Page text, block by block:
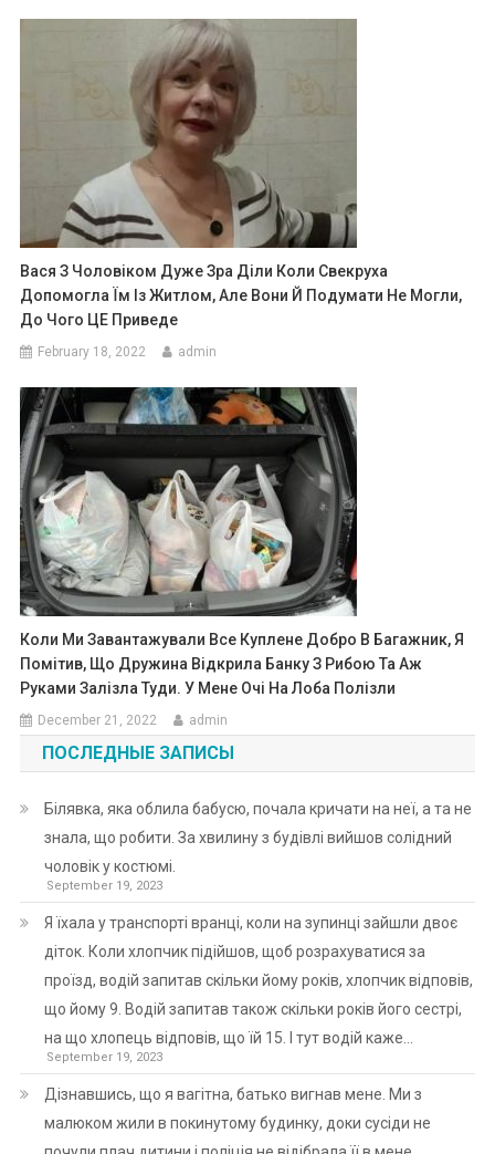
Вася З Чоловіком Дуже Зра Діли Коли Свекруха
Допомогла Їм Із Житлом, Але Вони Й Подумати Не Могли,
До Чого ЦЕ Приведе
February 18, 2022 admin
Коли Ми Завантажували Все Куплене Добро В Багажник, Я
Помітив, Що Дружина Відкрила Банку З Рибою Та Аж
Руками Залізла Туди. У Мене Очі На Лоба Полізли
December 21, 2022 admin
ПОСЛЕДНЫЕ ЗАПИСЫ
Білявка, яка облила бабусю, почала кричати на неї, а та не
знала, що робити. За хвилину з будівлі вийшов солідний
чоловік у костюмі.
September 19, 2023
Я їхала у транспорті вранці, коли на зупинці зайшли двоє
діток. Коли хлопчик підійшов, щоб розрахуватися за
проїзд, водій запитав скільки йому років, хлопчик відповів,
що йому 9. Водій запитав також скільки років його сестрі,
на що хлопець відповів, що їй 15. І тут водій каже…
September 19, 2023
Дізнавшись, що я вагітна, батько вигнав мене. Ми з
малюком жили в покинутому будинку, доки сусіди не